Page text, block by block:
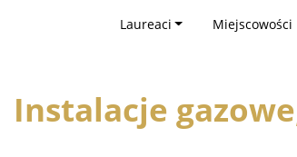
Laureaci Miejscowości
Instalacje